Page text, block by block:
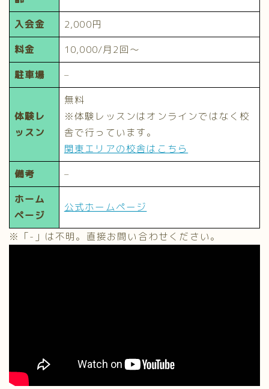
入会金
2,000円
料金
10,000/月2回～
駐車場
–
体験レ
ッスン
無料
※体験レッスンはオンラインではなく校
舎で行っています。
関東エリアの校舎はこちら
備考
–
ホーム
ページ
公式ホームページ
※「-」は不明。直接お問い合わせください。